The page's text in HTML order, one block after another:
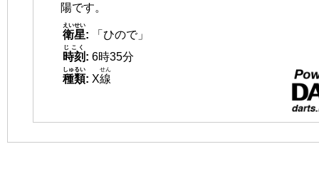
陽です。
衛星
えいせい
:
「ひので」
時刻
じこく
: 6時35分
種類
しゅるい
: X線
せん